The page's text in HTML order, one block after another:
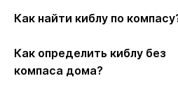
Как найти киблу по
Как определить киблу без
компаса дома?